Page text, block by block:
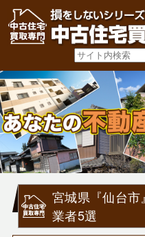
宮城県『仙台
業者5選